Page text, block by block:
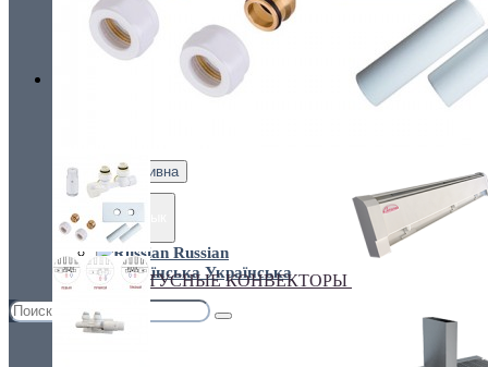
Украина, г.Киев. ул. Кирилловская,160А
грн. Гривна
Язык
Russian
Українська
ПЛИНТУСНЫЕ КОНВЕКТОРЫ